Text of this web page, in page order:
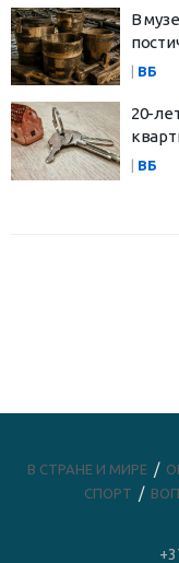
В
ВБ
20-
ВБ
В СТРАНЕ И МИРЕ
СПОРТ